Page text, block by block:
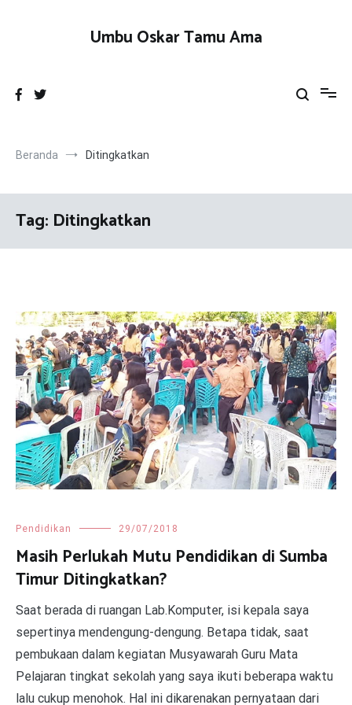
Umbu Oskar Tamu Ama
Beranda Ditingkatkan
Tag: Ditingkatkan
Pendidikan 29/07/2018
Masih Perlukah Mutu Pendidikan di Sumba
Timur Ditingkatkan?
Saat berada di ruangan Lab.Komputer, isi kepala saya
sepertinya mendengung-dengung. Betapa tidak, saat
pembukaan dalam kegiatan Musyawarah Guru Mata
Pelajaran tingkat sekolah yang saya ikuti beberapa waktu
lalu cukup menohok. Hal ini dikarenakan pernyataan dari